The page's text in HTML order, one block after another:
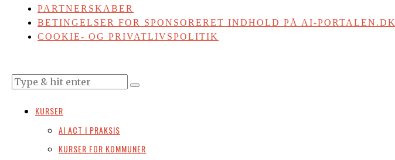
PARTNERSKABER
BETINGELSER FOR SPONSORERET INDHOLD PÅ AI-PORTALEN.DK
COOKIE- OG PRIVATLIVSPOLITIK
KURSER
AI ACT I PRAKSIS
KURSER FOR KOMMUNER